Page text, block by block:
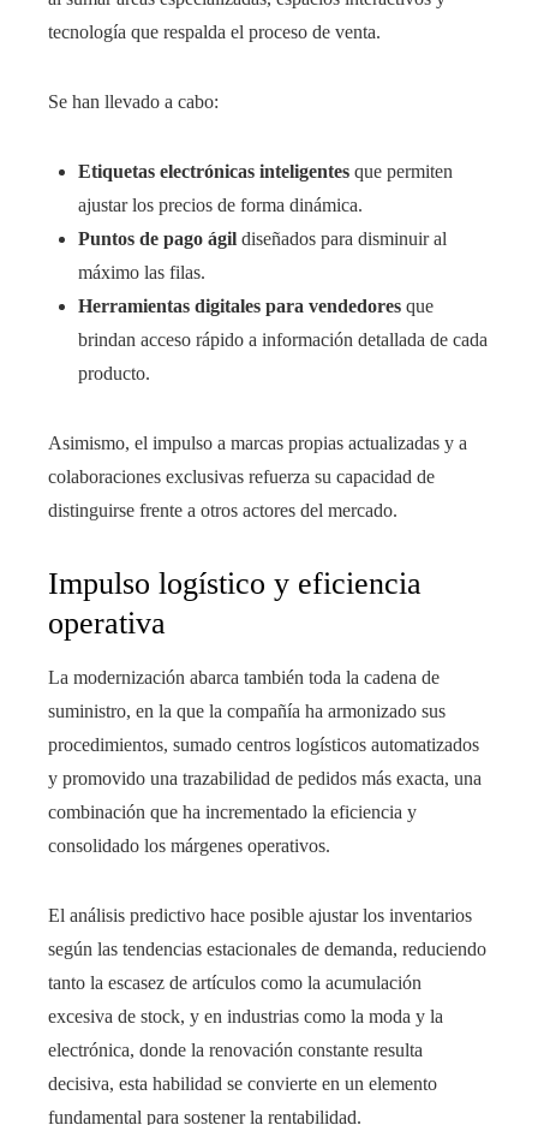
tecnología que respalda el proceso de venta.
Se han llevado a cabo:
Etiquetas electrónicas inteligentes que permiten
ajustar los precios de forma dinámica.
Puntos de pago ágil diseñados para disminuir al
máximo las filas.
Herramientas digitales para vendedores que
brindan acceso rápido a información detallada de cada
producto.
Asimismo, el impulso a marcas propias actualizadas y a
colaboraciones exclusivas refuerza su capacidad de
distinguirse frente a otros actores del mercado.
Impulso logístico y eficiencia
operativa
La modernización abarca también toda la cadena de
suministro, en la que la compañía ha armonizado sus
procedimientos, sumado centros logísticos automatizados
y promovido una trazabilidad de pedidos más exacta, una
combinación que ha incrementado la eficiencia y
consolidado los márgenes operativos.
El análisis predictivo hace posible ajustar los inventarios
según las tendencias estacionales de demanda, reduciendo
tanto la escasez de artículos como la acumulación
excesiva de stock, y en industrias como la moda y la
electrónica, donde la renovación constante resulta
decisiva, esta habilidad se convierte en un elemento
fundamental para sostener la rentabilidad.